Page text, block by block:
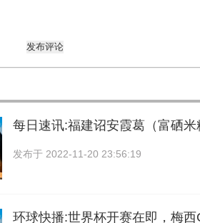
发布评论
每日速讯:福建诏安霞葛（富硒米
发布于 2022-11-20 23:56:19
环球快播:世界杯开赛在即，梅西